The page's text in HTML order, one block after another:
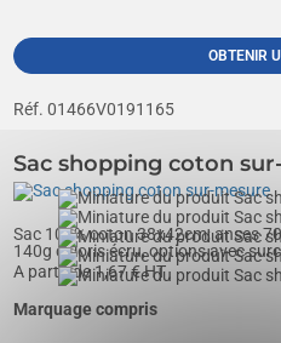
OBTENIR
Réf. 01466V0191165
Sac shopping coton
Sac 100% coton 38x42cm; anses
140g coloris écru, options avec
A partir de1,67€ HT
Marquage compris